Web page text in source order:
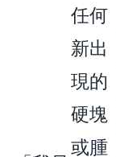
任何
新出
現的
硬塊
或腫